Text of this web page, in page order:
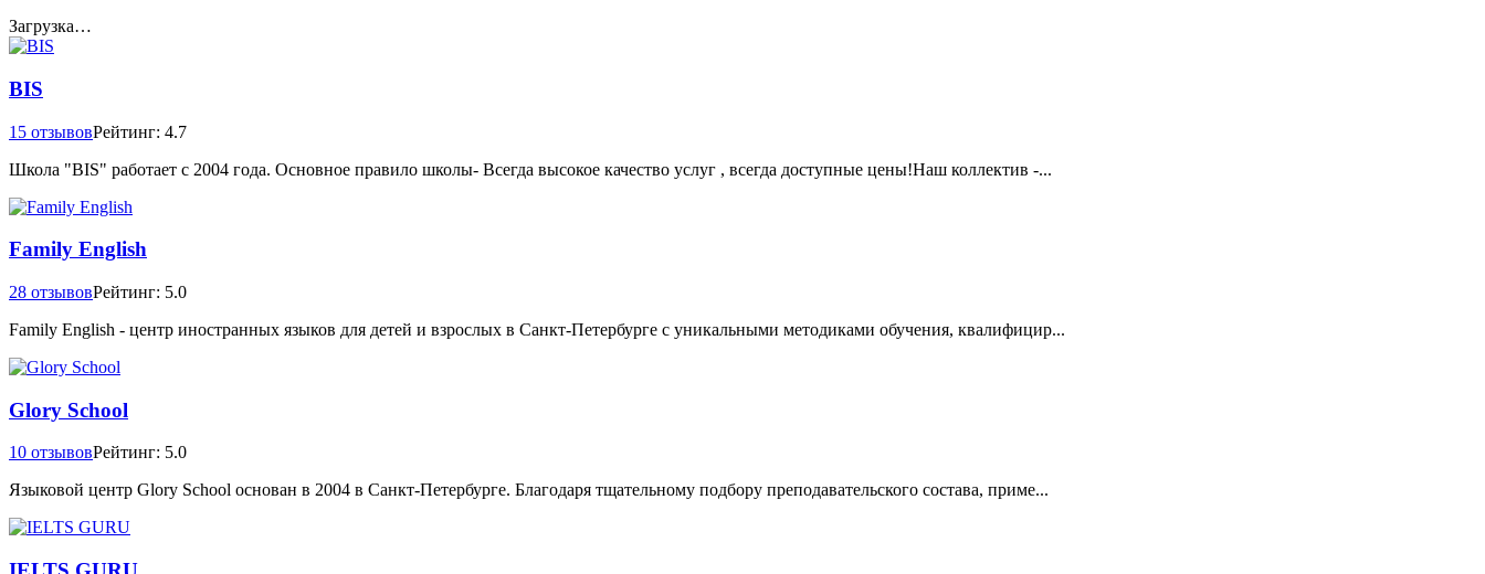
Загрузка…
BIS
15 отзывовРейтинг: 4.7
Школа "BIS" работает с 2004 года. Основное правило школы- Всегда высокое качество услуг , всегда доступные цены!Наш коллектив -...
Family English
28 отзывовРейтинг: 5.0
Family English - центр иностранных языков для детей и взрослых в Санкт-Петербурге с уникальными методиками обучения, квалифицир...
Glory School
10 отзывовРейтинг: 5.0
Языковой центр Glory School основан в 2004 в Санкт-Петербурге. Благодаря тщательному подбору преподавательского состава, приме...